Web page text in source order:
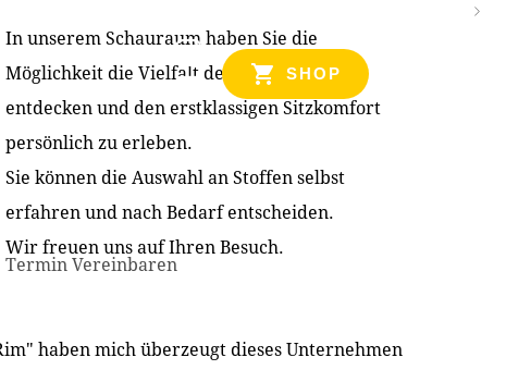
SHOP
In unserem Schauraum haben Sie die
Möglichkeit die Vielfalt der Produkte zu
entdecken und den erstklassigen Sitzkomfort
persönlich zu erleben.
Sie können die Auswahl an Stoffen selbst
erfahren und nach Bedarf entscheiden.
Wir freuen uns auf Ihren Besuch.
Termin Vereinbaren
haben mich überzeugt dieses Unternehmen